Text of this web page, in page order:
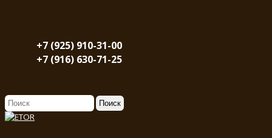
+7 (925) 910-31-00
+7 (916) 630-71-25